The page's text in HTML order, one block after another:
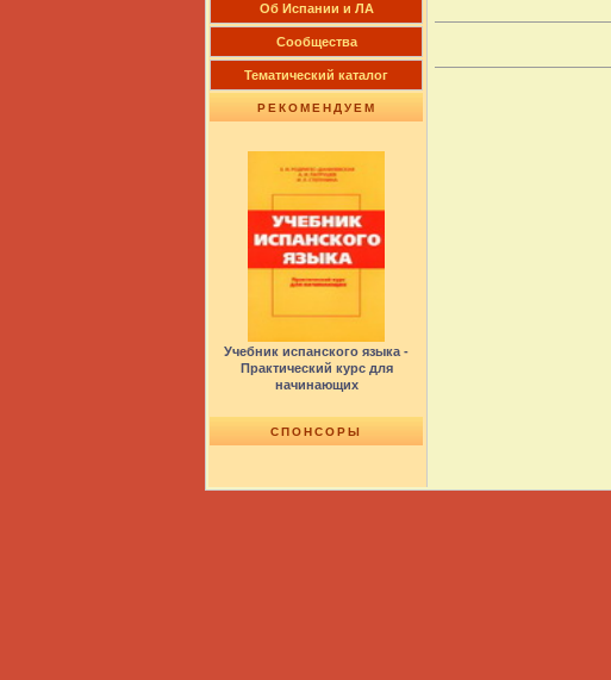
Об Испании и ЛА
Сообщества
Тематический каталог
РЕКОМЕНДУЕМ
Учебник испанского языка -
Практический курс для
начинающих
СПОНСОРЫ